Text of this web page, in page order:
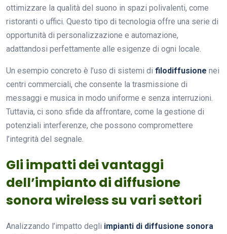
ottimizzare la qualità del suono in spazi polivalenti, come
ristoranti o uffici. Questo tipo di tecnologia offre una serie di
opportunità di personalizzazione e automazione,
adattandosi perfettamente alle esigenze di ogni locale.
Un esempio concreto è l’uso di sistemi di filodiffusione nei
centri commerciali, che consente la trasmissione di
messaggi e musica in modo uniforme e senza interruzioni.
Tuttavia, ci sono sfide da affrontare, come la gestione di
potenziali interferenze, che possono compromettere
l’integrità del segnale.
Gli impatti dei vantaggi
dell’impianto di diffusione
sonora wireless su vari settori
Analizzando l’impatto degli impianti di diffusione sonora